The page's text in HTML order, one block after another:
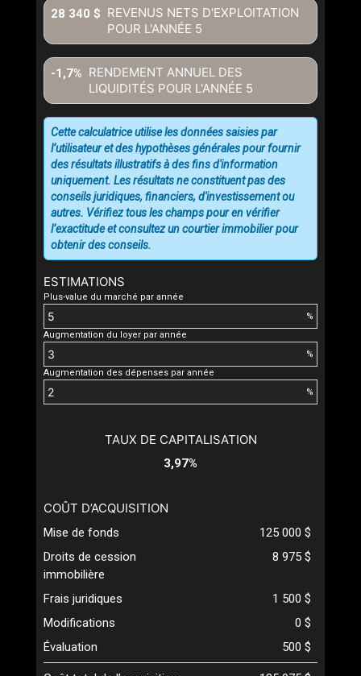
REVENUS NETS D'EXPLOITATION
POUR L'ANNÉE 5
28 340 $
RENDEMENT ANNUEL DES
LIQUIDITÉS POUR L'ANNÉE 5
-1,7%
ESTIMATIONS
Plus-value du marché par année
%
Augmentation du loyer par année
%
Augmentation des dépenses par année
%
Cette calculatrice utilise les données saisies par
l’utilisateur et des hypothèses générales pour fournir
des résultats illustratifs à des fins d'information
uniquement. Les résultats ne constituent pas des
conseils juridiques, financiers, d'investissement ou
autres. Vérifiez tous les champs pour en vérifier
l’exactitude et consultez un courtier immobilier pour
obtenir des conseils.
TAUX DE CAPITALISATION
3,97%
COÛT D’ACQUISITION
Mise de fonds
125 000 $
Droits de cession
immobilière
8 975 $
Frais juridiques
1 500 $
Modifications
0 $
Évaluation
500 $